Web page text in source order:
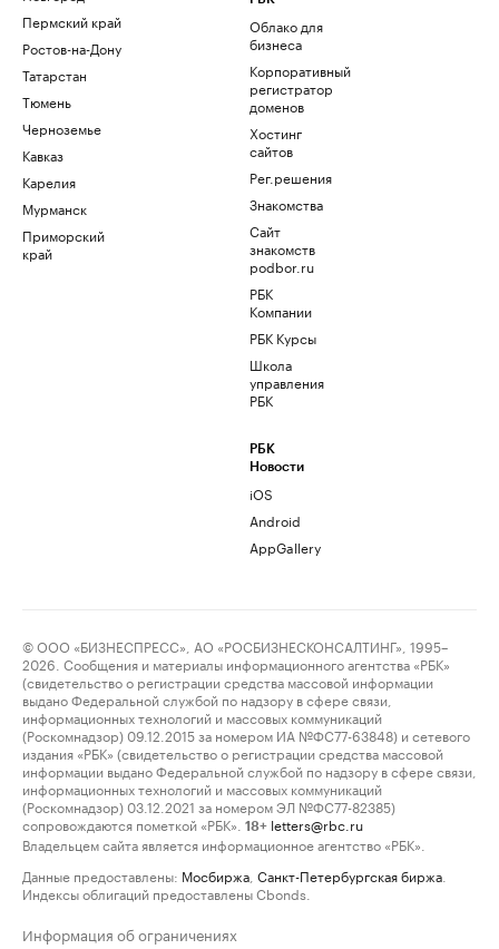
Пермский край
Ростов-на-Дону
Татарстан
Тюмень
Черноземье
Кавказ
Карелия
Мурманск
Приморский
край
Облако для
бизнеса
Корпоративный
регистратор
доменов
Хостинг
сайтов
Рег.решения
Знакомства
Сайт
знакомств
podbor.ru
РБК
Компании
РБК Курсы
Школа
управления
РБК
РБК
Новости
iOS
Android
AppGallery
© ООО «БИЗНЕСПРЕСС», АО «РОСБИЗНЕСКОНСАЛТИНГ», 1995–
2026. Сообщения и материалы информационного агентства «РБК»
(свидетельство о регистрации средства массовой информации
выдано Федеральной службой по надзору в сфере связи,
информационных технологий и массовых коммуникаций
(Роскомнадзор) 09.12.2015 за номером ИА №ФС77-63848) и сетевого
издания «РБК» (свидетельство о регистрации средства массовой
информации выдано Федеральной службой по надзору в сфере связи,
информационных технологий и массовых коммуникаций
(Роскомнадзор) 03.12.2021 за номером ЭЛ №ФС77-82385)
сопровождаются пометкой «РБК».
18+ letters@rbc.ru
Владельцем сайта является информационное агентство «РБК».
Данные предоставлены: Мосбиржа Санкт-Петербургская биржа
Индексы облигаций предоставлены Cbonds.
Информация об ограничениях